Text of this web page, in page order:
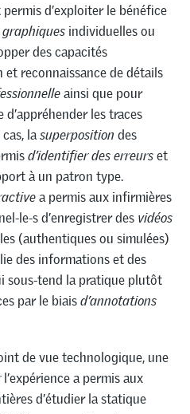
d’exploiter le bénéfice
graphiques individuelles ou
des capacités
reconnaissance de détails
ainsi que pour
les traces
lasuperposition des
d’identifierdes erreurset
à un patron type.
a permis aux infirmières
le-s d’enregistrer des vidéos
(authentiques ou simulées)
des informations et des
sous-tend la pratique plutôt
par le biaisd’annotations
de vue technologique, une
l’expérience a permis aux
d’étudier la statique